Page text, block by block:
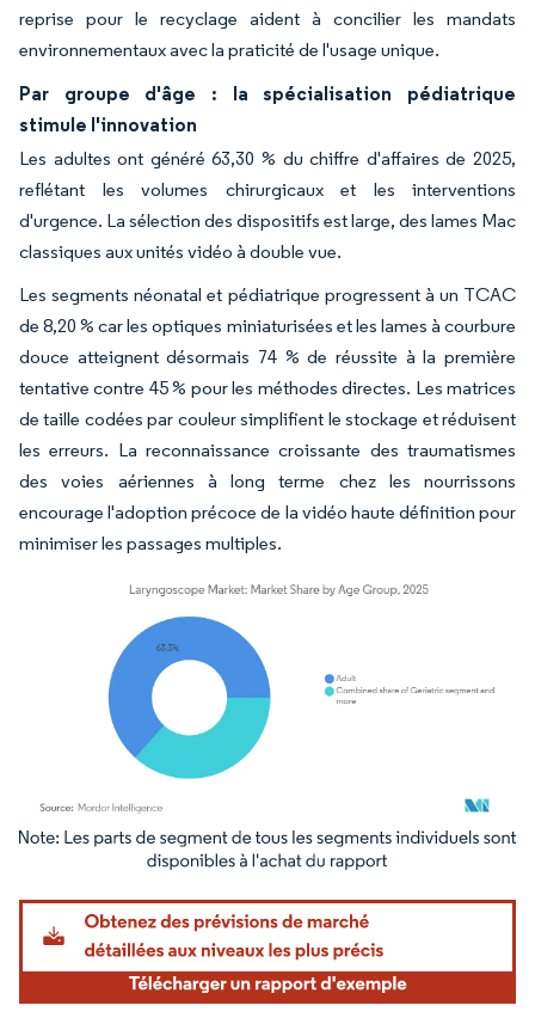
reprise pour le recyclage aident à concilier les mandats
environnementaux avec la praticité de l'usage unique.
Par groupe d'âge : la spécialisation pédiatrique
stimule l'innovation
Les adultes ont généré 63,30 % du chiffre d'affaires de 2025,
reflétant les volumes chirurgicaux et les interventions
d'urgence. La sélection des dispositifs est large, des lames Mac
classiques aux unités vidéo à double vue.
Les segments néonatal et pédiatrique progressent à un TCAC
de 8,20 % car les optiques miniaturisées et les lames à courbure
douce atteignent désormais 74 % de réussite à la première
tentative contre 45 % pour les méthodes directes. Les matrices
de taille codées par couleur simplifient le stockage et réduisent
les erreurs. La reconnaissance croissante des traumatismes
des voies aériennes à long terme chez les nourrissons
encourage l'adoption précoce de la vidéo haute définition pour
minimiser les passages multiples.
Image © Mordor Intelligence. La réutilisation nécessite une attribution sous CC BY